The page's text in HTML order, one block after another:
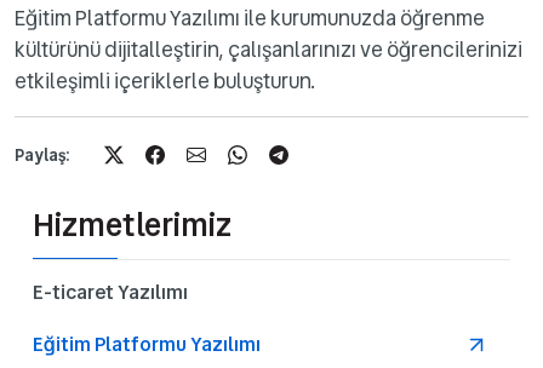
Eğitim Platformu Yazılımı ile kurumunuzda öğrenme
kültürünü dijitalleştirin, çalışanlarınızı ve öğrencilerinizi
etkileşimli içeriklerle buluşturun.
Paylaş:
Hizmetlerimiz
E-ticaret Yazılımı
Eğitim Platformu Yazılımı